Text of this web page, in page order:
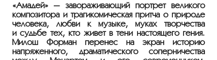
«Амадей» — завораживающий портрет великого
композитора и трагикомическая притча о природе
человека, любви к музыке, муках творчества
и судьбе тех, кто живет в тени настоящего гения.
Милош Форман перенес на экран историю
напряженного, драматического соперничества